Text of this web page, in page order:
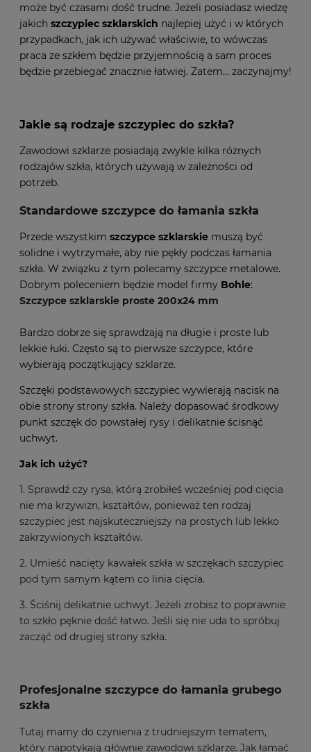
może być czasami dość trudne. Jeżeli posiadasz wiedzę
jakich szczypiec szklarskich najlepiej użyć i w których
przypadkach, jak ich używać właściwie, to wówczas
praca ze szkłem będzie przyjemnością a sam proces
będzie przebiegać znacznie łatwiej. Zatem... zaczynajmy!
Jakie są rodzaje szczypiec do szkła?
Zawodowi szklarze posiadają zwykle kilka różnych
rodzajów szkła, których używają w zależności od
potrzeb.
Standardowe szczypce do łamania szkła
Przede wszystkim szczypce szklarskie muszą być
solidne i wytrzymałe, aby nie pękły podczas łamania
szkła. W związku z tym polecamy szczypce metalowe.
Dobrym poleceniem będzie model firmy Bohle:
Szczypce szklarskie proste 200x24 mm
Bardzo dobrze się sprawdzają na długie i proste lub
lekkie łuki. Często są to pierwsze szczypce, które
wybierają początkujący szklarze.
Szczęki podstawowych szczypiec wywierają nacisk na
obie strony strony szkła. Należy dopasować środkowy
punkt szczęk do powstałej rysy i delikatnie ścisnąć
uchwyt.
Jak ich użyć?
1. Sprawdź czy rysa, którą zrobiłeś wcześniej pod cięcia
nie ma krzywizn, kształtów, ponieważ ten rodzaj
szczypiec jest najskuteczniejszy na prostych lub lekko
zakrzywionych kształtów.
2. Umieść nacięty kawałek szkła w szczękach szczypiec
pod tym samym kątem co linia cięcia.
3. Ściśnij delikatnie uchwyt. Jeżeli zrobisz to poprawnie
to szkło pęknie dość łatwo. Jeśli się nie uda to spróbuj
zacząć od drugiej strony szkła.
Profesjonalne szczypce do łamania grubego
szkła
Tutaj mamy do czynienia z trudniejszym tematem,
który napotykają głównie zawodowi szklarze. Jak łamać